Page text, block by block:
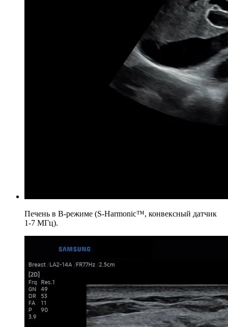
Печень в B-режиме (S-Harmonic™, конвексный датчик
1-7 МГц).